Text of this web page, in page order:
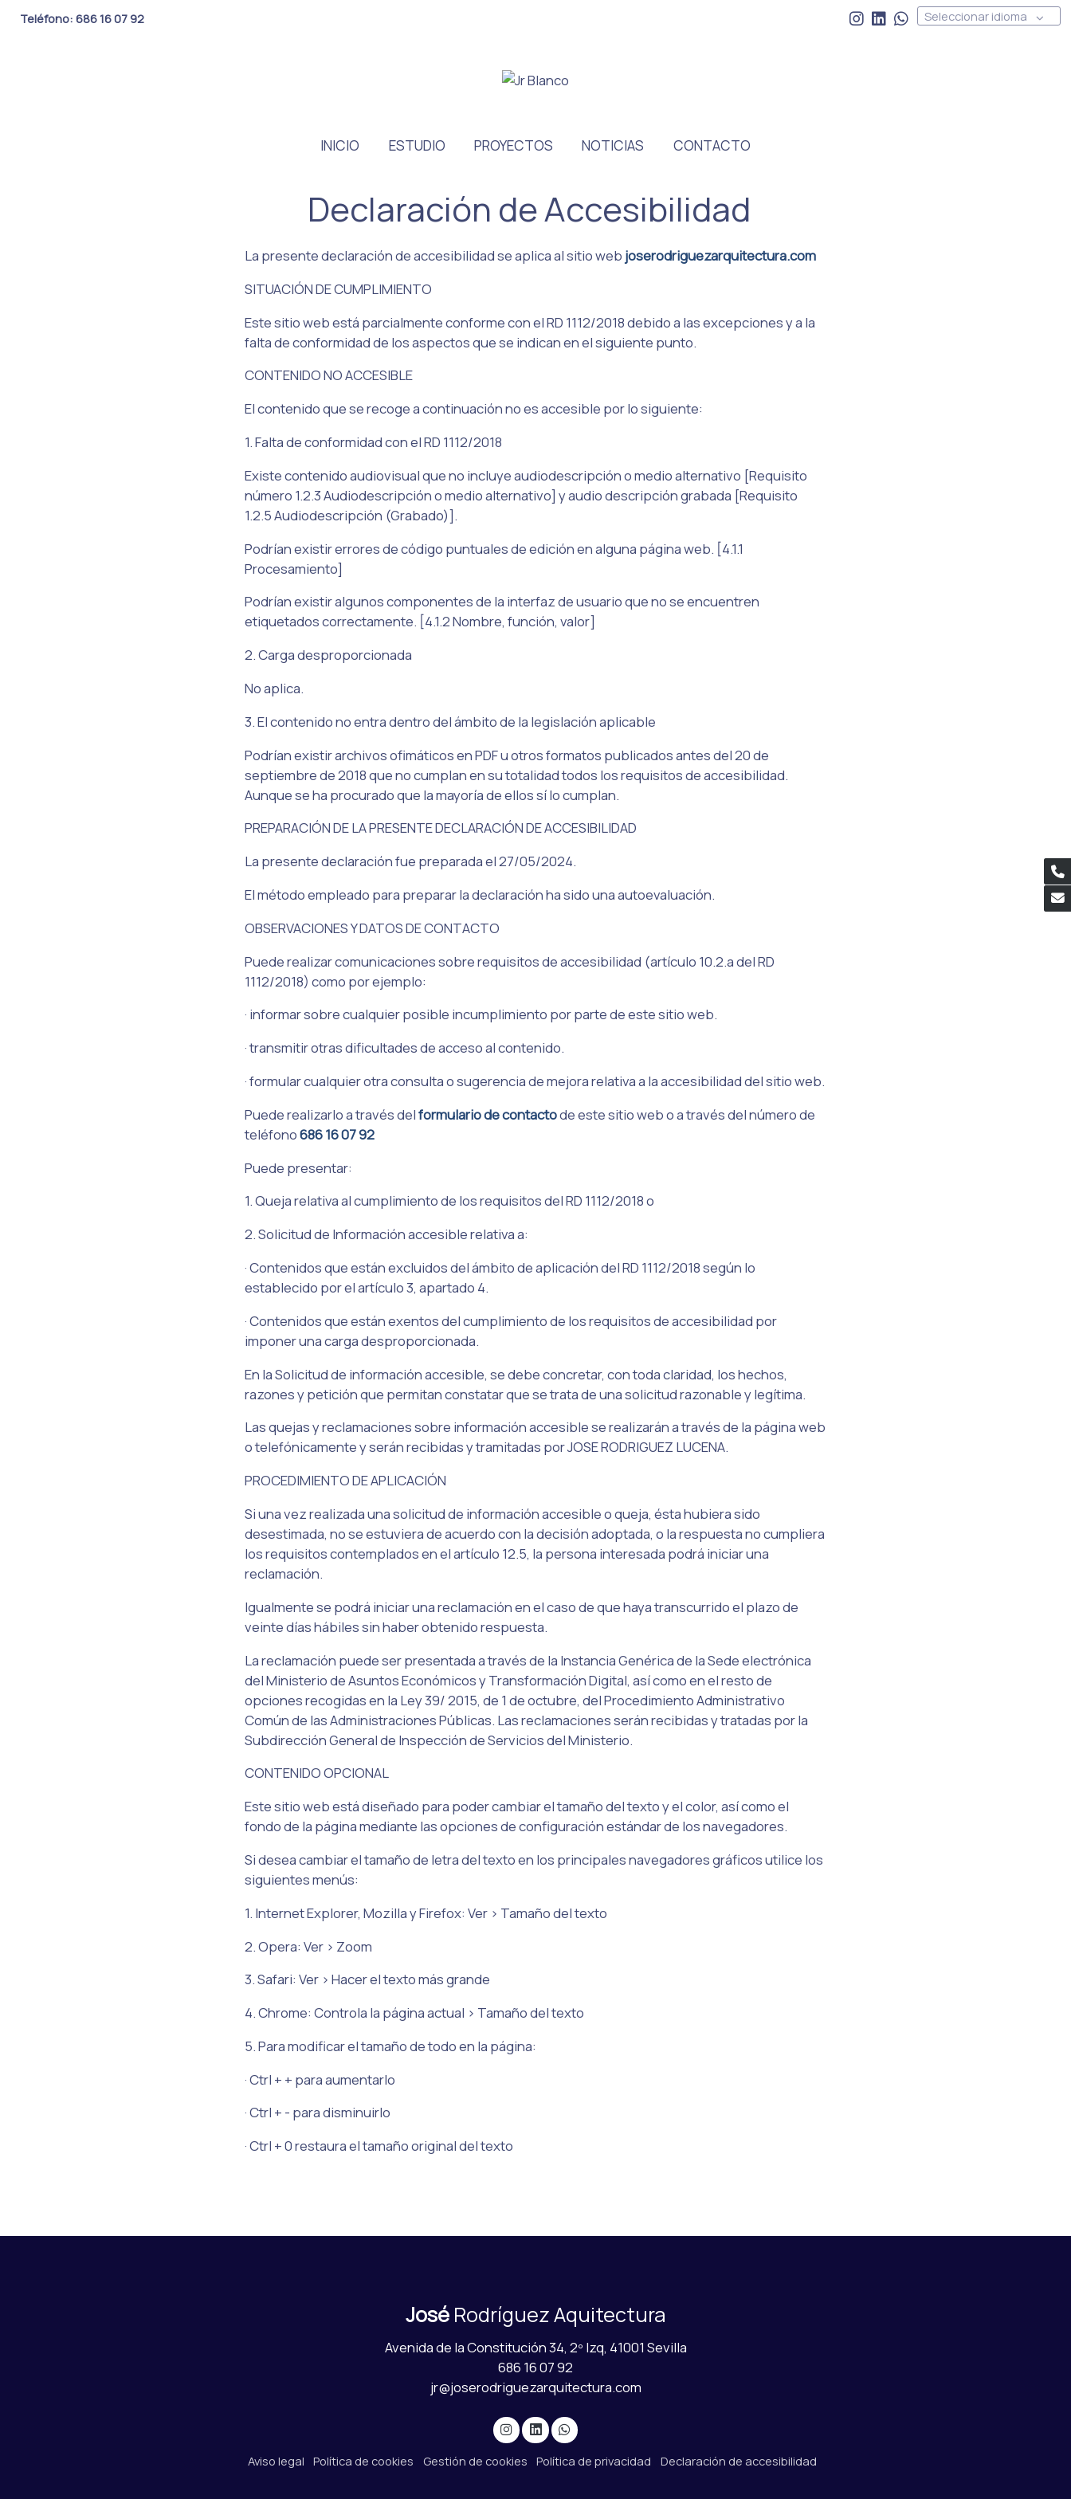
Teléfono: 686 16 07 92 Seleccionar idioma
INICIO ESTUDIO PROYECTOS NOTICIAS CONTACTO
Declaración de Accesibilidad
La presente declaración de accesibilidad se aplica al sitio web joserodriguezarquitectura.com
SITUACIÓN DE CUMPLIMIENTO
Este sitio web está parcialmente conforme con el RD 1112/2018 debido a las excepciones y a la
falta de conformidad de los aspectos que se indican en el siguiente punto.
CONTENIDO NO ACCESIBLE
El contenido que se recoge a continuación no es accesible por lo siguiente:
1. Falta de conformidad con el RD 1112/2018
Existe contenido audiovisual que no incluye audiodescripción o medio alternativo [Requisito
número 1.2.3 Audiodescripción o medio alternativo] y audio descripción grabada [Requisito
1.2.5 Audiodescripción (Grabado)].
Podrían existir errores de código puntuales de edición en alguna página web. [4.1.1
Procesamiento]
Podrían existir algunos componentes de la interfaz de usuario que no se encuentren
etiquetados correctamente. [4.1.2 Nombre, función, valor]
2. Carga desproporcionada
No aplica.
3. El contenido no entra dentro del ámbito de la legislación aplicable
Podrían existir archivos ofimáticos en PDF u otros formatos publicados antes del 20 de
septiembre de 2018 que no cumplan en su totalidad todos los requisitos de accesibilidad.
Aunque se ha procurado que la mayoría de ellos sí lo cumplan.
PREPARACIÓN DE LA PRESENTE DECLARACIÓN DE ACCESIBILIDAD
La presente declaración fue preparada el 27/05/2024.
El método empleado para preparar la declaración ha sido una autoevaluación.
OBSERVACIONES Y DATOS DE CONTACTO
Puede realizar comunicaciones sobre requisitos de accesibilidad (artículo 10.2.a del RD
1112/2018) como por ejemplo:
· informar sobre cualquier posible incumplimiento por parte de este sitio web.
· transmitir otras dificultades de acceso al contenido.
· formular cualquier otra consulta o sugerencia de mejora relativa a la accesibilidad del sitio web.
Puede realizarlo a través delformulario de contactode este sitio web o a través del número de
teléfono686 16 07 92
Puede presentar:
1. Queja relativa al cumplimiento de los requisitos del RD 1112/2018 o
2. Solicitud de Información accesible relativa a:
· Contenidos que están excluidos del ámbito de aplicación del RD 1112/2018 según lo
establecido por el artículo 3, apartado 4.
· Contenidos que están exentos del cumplimiento de los requisitos de accesibilidad por
imponer una carga desproporcionada.
En la Solicitud de información accesible, se debe concretar, con toda claridad, los hechos,
razones y petición que permitan constatar que se trata de una solicitud razonable y legítima.
Las quejas y reclamaciones sobre información accesible se realizarán a través de la página web
o telefónicamente y serán recibidas y tramitadas por JOSE RODRIGUEZ LUCENA.
PROCEDIMIENTO DE APLICACIÓN
Si una vez realizada una solicitud de información accesible o queja, ésta hubiera sido
desestimada, no se estuviera de acuerdo con la decisión adoptada, o la respuesta no cumpliera
los requisitos contemplados en el artículo 12.5, la persona interesada podrá iniciar una
reclamación.
Igualmente se podrá iniciar una reclamación en el caso de que haya transcurrido el plazo de
veinte días hábiles sin haber obtenido respuesta.
La reclamación puede ser presentada a través de la Instancia Genérica de la Sede electrónica
del Ministerio de Asuntos Económicos y Transformación Digital, así como en el resto de
opciones recogidas en la Ley 39/ 2015, de 1 de octubre, del Procedimiento Administrativo
Común de las Administraciones Públicas. Las reclamaciones serán recibidas y tratadas por la
Subdirección General de Inspección de Servicios del Ministerio.
CONTENIDO OPCIONAL
Este sitio web está diseñado para poder cambiar el tamaño del texto y el color, así como el
fondo de la página mediante las opciones de configuración estándar de los navegadores.
Si desea cambiar el tamaño de letra del texto en los principales navegadores gráficos utilice los
siguientes menús:
1. Internet Explorer, Mozilla y Firefox: Ver > Tamaño del texto
2. Opera: Ver > Zoom
3. Safari: Ver > Hacer el texto más grande
4. Chrome: Controla la página actual > Tamaño del texto
5. Para modificar el tamaño de todo en la página:
· Ctrl + + para aumentarlo
· Ctrl + - para disminuirlo
· Ctrl + 0 restaura el tamaño original del texto
José Rodríguez Aquitectura
Avenida de la Constitución 34, 2º Izq, 41001 Sevilla
686 16 07 92
jr@joserodriguezarquitectura.com
Aviso legal Política de cookies Gestión de cookies Política de privacidad Declaración de accesibilidad